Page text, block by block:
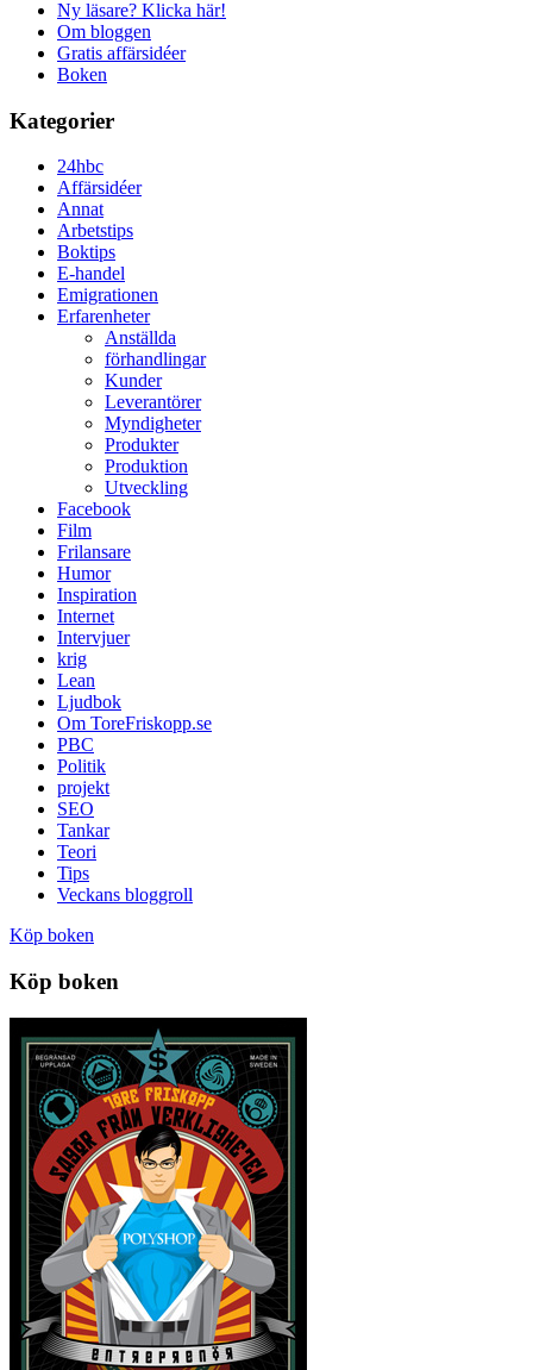
Ny läsare? Klicka här!
Om bloggen
Gratis affärsidéer
Boken
Kategorier
24hbc
Affärsidéer
Annat
Arbetstips
Boktips
E-handel
Emigrationen
Erfarenheter
Anställda
förhandlingar
Kunder
Leverantörer
Myndigheter
Produkter
Produktion
Utveckling
Facebook
Film
Frilansare
Humor
Inspiration
Internet
Intervjuer
krig
Lean
Ljudbok
Om ToreFriskopp.se
PBC
Politik
projekt
SEO
Tankar
Teori
Tips
Veckans bloggroll
Köp boken
Köp boken